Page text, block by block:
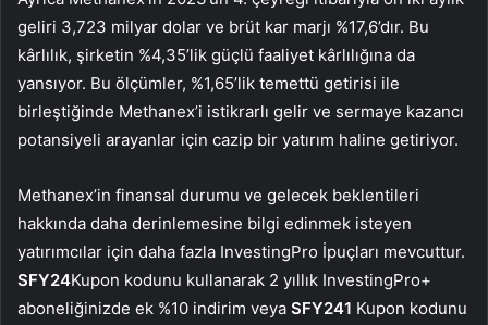
geliri 3,723 milyar dolar ve brüt kar marjı %17,6’dır. Bu
kârlılık, şirketin %4,35’lik güçlü faaliyet kârlılığına da
yansıyor. Bu ölçümler, %1,65’lik temettü getirisi ile
birleştiğinde Methanex’i istikrarlı gelir ve sermaye kazancı
potansiyeli arayanlar için cazip bir yatırım haline getiriyor.
Methanex’in finansal durumu ve gelecek beklentileri
hakkında daha derinlemesine bilgi edinmek isteyen
yatırımcılar için daha fazla InvestingPro İpuçları mevcuttur.
SFY24Kupon kodunu kullanarak 2 yıllık InvestingPro+
aboneliğinizde ek %10 indirim veya SFY241 Kupon kodunu